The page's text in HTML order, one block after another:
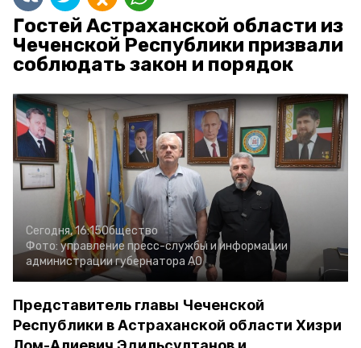
Гостей Астраханской области из
Чеченской Республики призвали
соблюдать закон и порядок
Сегодня, 16:15Общество
Фото: управление пресс-службы и информации
администрации губернатора АО
Представитель главы Чеченской
Республики в Астраханской области Хизри